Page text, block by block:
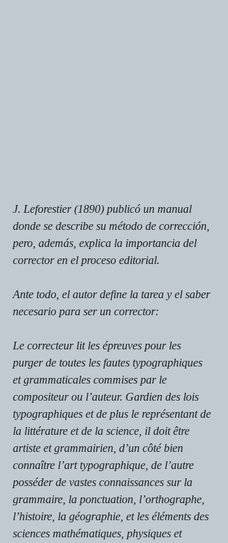
J. Leforestier (1890) publicó un manual
donde se describe su método de corrección,
pero, además, explica la importancia del
corrector en el proceso editorial.
Ante todo, el autor define la tarea y el saber
necesario para ser un corrector:
Le correcteur lit les épreuves pour les
purger de toutes les fautes typographiques
et grammaticales commises par le
compositeur ou l’auteur. Gardien des lois
typographiques et de plus le représentant de
la littérature et de la science, il doit être
artiste et grammairien, d’un côté bien
connaître l’art typographique, de l’autre
posséder de vastes connaissances sur la
grammaire, la ponctuation, l’orthographe,
l’histoire, la géographie, et les éléments des
sciences mathématiques, physiques et